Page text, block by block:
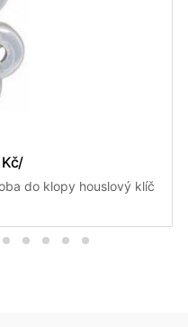
/
do klopy houslový klíč